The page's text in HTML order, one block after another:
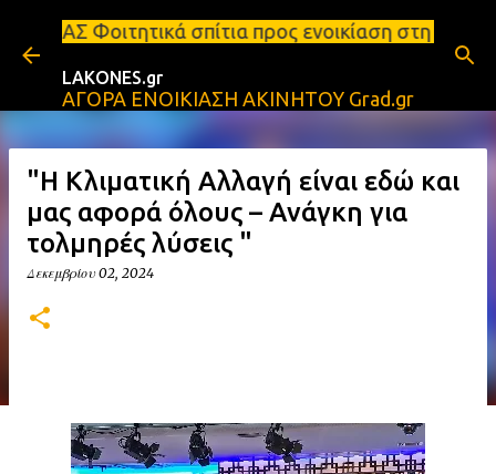
Μετάβαση στο κύριο περιεχόμενο
σπίτια προς ενοικίαση στη Σπάρτη
LAKONES.gr
ΑΓΟΡΑ ΕΝΟΙΚΙΑΣΗ ΑΚΙΝΗΤΟΥ Grad.gr
"Η Κλιματική Αλλαγή είναι εδώ και
μας αφορά όλους – Ανάγκη για
τολμηρές λύσεις "
Δεκεμβρίου 02, 2024